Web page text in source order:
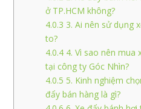
ở TP.HCM không?
4.0.3 3. Ai nên sử dụng
to?
4.0.4 4. Vì sao nên mua
tại công ty Góc Nhìn?
4.0.5 5. Kinh nghiệm
đẩy bán hàng là gì?